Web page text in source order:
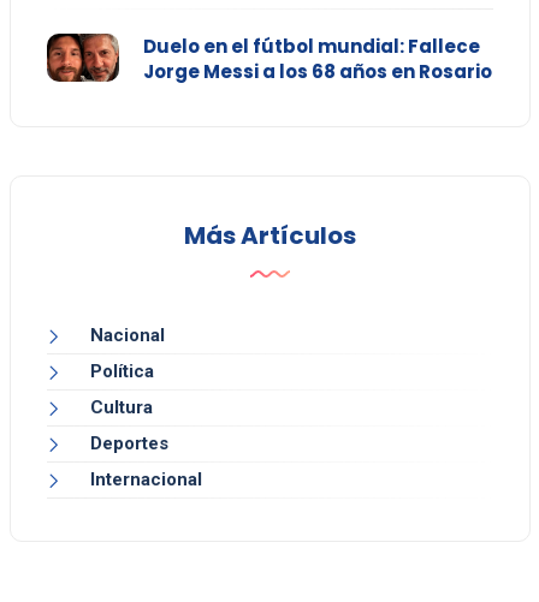
Duelo en el fútbol mundial: Fallece
Jorge Messi a los 68 años en Rosario
Más Artículos
Nacional
Política
Cultura
Deportes
Internacional